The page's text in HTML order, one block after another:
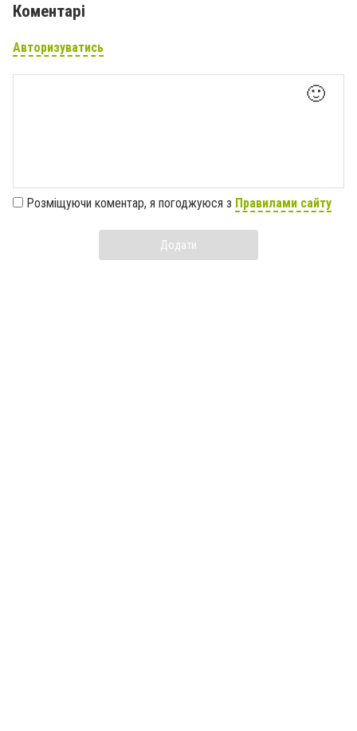
Коментарі
Авторизуватись
🙂
Розміщуючи коментар, я погоджуюся з Правилами сайту
Додати